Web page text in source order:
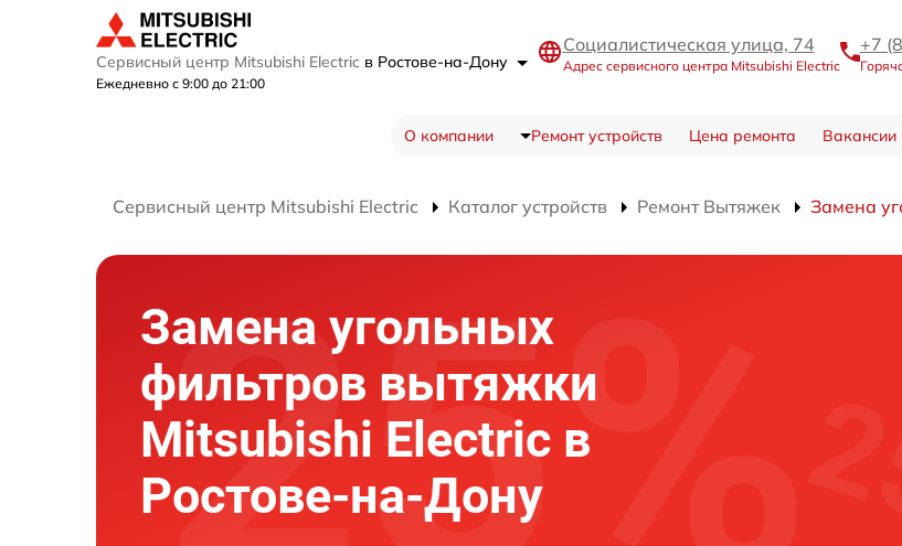
Сервисный центр Mitsubishi Electric в Ростове-на-Дону
Ежедневно с 9:00 до 21:00
Социалистическая улица, 74
Адрес сервисного центра Mitsubishi Electric
+7
О компании Ремонт устройств Цена ремонта Вакансии
Сервисный центр Mitsubishi Electric Каталог устройств Ремонт Вытяжек Замена
Замена угольных
фильтров вытяжки
Mitsubishi Electric в
Ростове-на-Дону